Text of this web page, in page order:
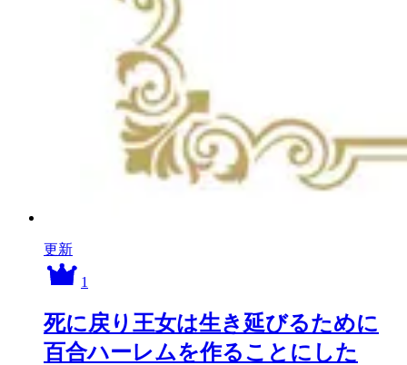
更新
1
死に戻り王女は生き延びるために
百合ハーレムを作ることにした